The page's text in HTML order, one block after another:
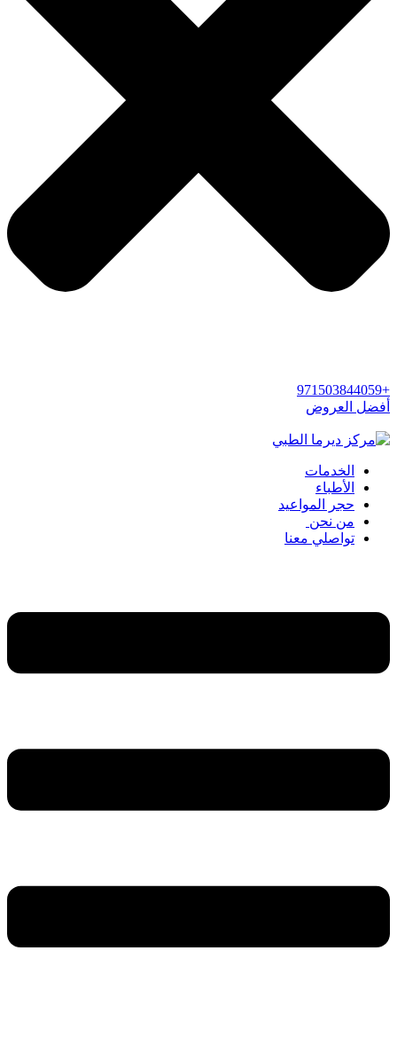
+971503844059
أفضل العروض
الخدمات
الأطباء
حجر المواعيد
من نحن
تواصلي معنا